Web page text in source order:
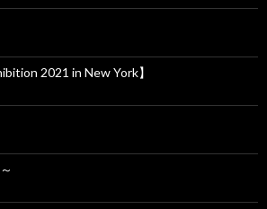
2021 in New York】